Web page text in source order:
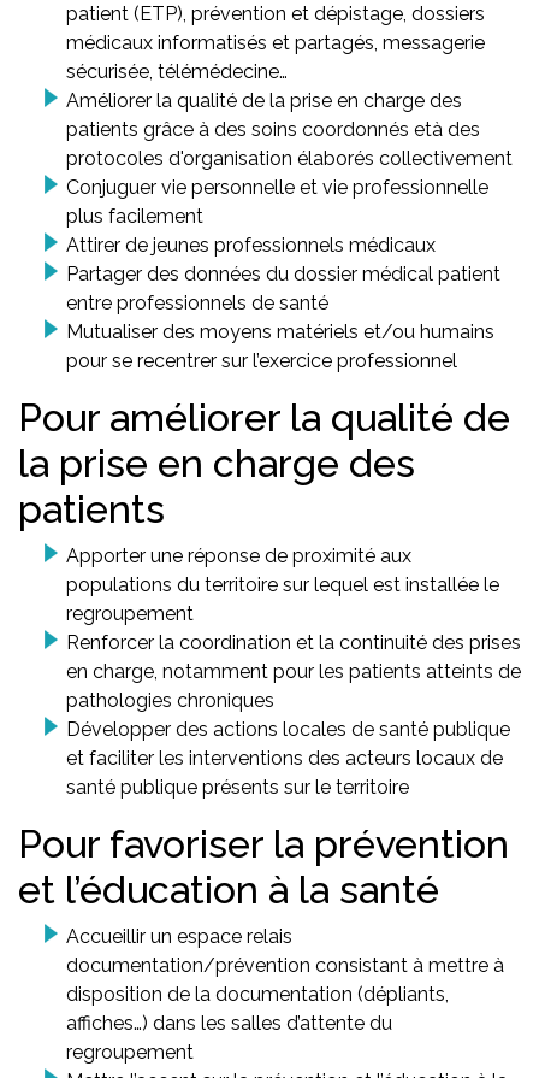
patient (ETP), prévention et dépistage, dossiers
médicaux informatisés et partagés, messagerie
sécurisée, télémédecine…
Améliorer la qualité de la prise en charge des
patients grâce à des soins coordonnés età des
protocoles d'organisation élaborés collectivement
Conjuguer vie personnelle et vie professionnelle
plus facilement
Attirer de jeunes professionnels médicaux
Partager des données du dossier médical patient
entre professionnels de santé
Mutualiser des moyens matériels et/ou humains
pour se recentrer sur l’exercice professionnel
Pour améliorer la qualité de
la prise en charge des
patients
Apporter une réponse de proximité aux
populations du territoire sur lequel est installée le
regroupement
Renforcer la coordination et la continuité des prises
en charge, notamment pour les patients atteints de
pathologies chroniques
Développer des actions locales de santé publique
et faciliter les interventions des acteurs locaux de
santé publique présents sur le territoire
Pour favoriser la prévention
et l’éducation à la santé
Accueillir un espace relais
documentation/prévention consistant à mettre à
disposition de la documentation (dépliants,
affiches…) dans les salles d’attente du
regroupement